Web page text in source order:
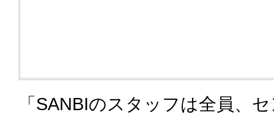
「SANBIのスタッフは全員、